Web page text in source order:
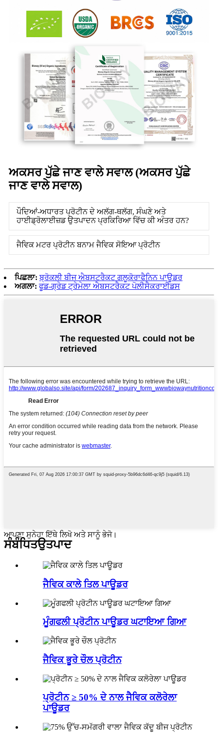
ਅਕਸਰ ਪੁੱਛੇ ਜਾਣ ਵਾਲੇ ਸਵਾਲ (ਅਕਸਰ ਪੁੱਛੇ
ਜਾਣ ਵਾਲੇ ਸਵਾਲ)
ਪੌਦਿਆਂ-ਅਧਾਰਤ ਪ੍ਰੋਟੀਨ ਦੇ ਅਲੱਗ-ਥਲੱਗ, ਸੰਘਣੇ ਅਤੇ
ਹਾਈਡ੍ਰੋਲਾਈਜ਼ਡ ਉਤਪਾਦਨ ਪ੍ਰਕਿਰਿਆ ਵਿੱਚ ਕੀ ਅੰਤਰ ਹਨ?
ਜੈਵਿਕ ਮਟਰ ਪ੍ਰੋਟੀਨ ਬਨਾਮ ਜੈਵਿਕ ਸੋਇਆ ਪ੍ਰੋਟੀਨ
ਪਿਛਲਾ: ਬ੍ਰੋਕਲੀ ਬੀਜ ਐਬਸਟਰੈਕਟ ਗਲੂਕੋਰਾਫੈਨਿਨ ਪਾਊਡਰ
ਅਗਲਾ: ਫੂਡ-ਗ੍ਰੇਡ ਟ੍ਰੇਮੇਲਾ ਐਬਸਟਰੈਕਟ ਪੋਲੀਸੈਕਰਾਈਡਸ
ਆਪਣਾ ਸੁਨੇਹਾ ਇੱਥੇ ਲਿਖੋ ਅਤੇ ਸਾਨੂੰ ਭੇਜੋ।
ਸੰਬੰਧਿਤਉਤਪਾਦ
ਜੈਵਿਕ ਕਾਲੇ ਤਿਲ ਪਾਊਡਰ
ਮੂੰਗਫਲੀ ਪ੍ਰੋਟੀਨ ਪਾਊਡਰ ਘਟਾਇਆ ਗਿਆ
ਜੈਵਿਕ ਭੂਰੇ ਚੌਲ ਪ੍ਰੋਟੀਨ
ਪ੍ਰੋਟੀਨ ≥ 50% ਦੇ ਨਾਲ ਜੈਵਿਕ ਕਲੋਰੇਲਾ
ਪਾਊਡਰ